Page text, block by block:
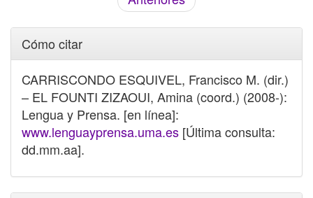
Cómo citar
CARRISCONDO ESQUIVEL, Francisco M. (dir.)
– EL FOUNTI ZIZAOUI, Amina (coord.) (2008-):
Lengua y Prensa. [en línea]:
www.lenguayprensa.uma.es [Última consulta:
dd.mm.aa].